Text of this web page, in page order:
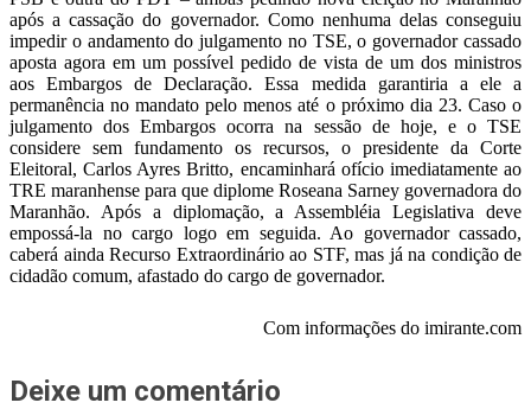
após a cassação do governador. Como nenhuma delas conseguiu
impedir o andamento do julgamento no TSE, o governador cassado
aposta agora em um possível pedido de vista de um dos ministros
aos Embargos de Declaração. Essa medida garantiria a ele a
permanência no mandato pelo menos até o próximo dia 23. Caso o
julgamento dos Embargos ocorra na sessão de hoje, e o TSE
considere sem fundamento os recursos, o presidente da Corte
Eleitoral, Carlos Ayres Britto, encaminhará ofício imediatamente ao
TRE maranhense para que diplome Roseana Sarney governadora do
Maranhão. Após a diplomação, a Assembléia Legislativa deve
empossá-la no cargo logo em seguida. Ao governador cassado,
caberá ainda Recurso Extraordinário ao STF, mas já na condição de
cidadão comum, afastado do cargo de governador.
Com informações do imirante.com
Deixe um comentário